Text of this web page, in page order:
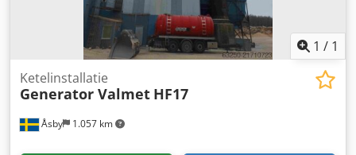
1 / 1
Åsby 1.057 km
Ketelinstallatie
Generator Valmet HF17